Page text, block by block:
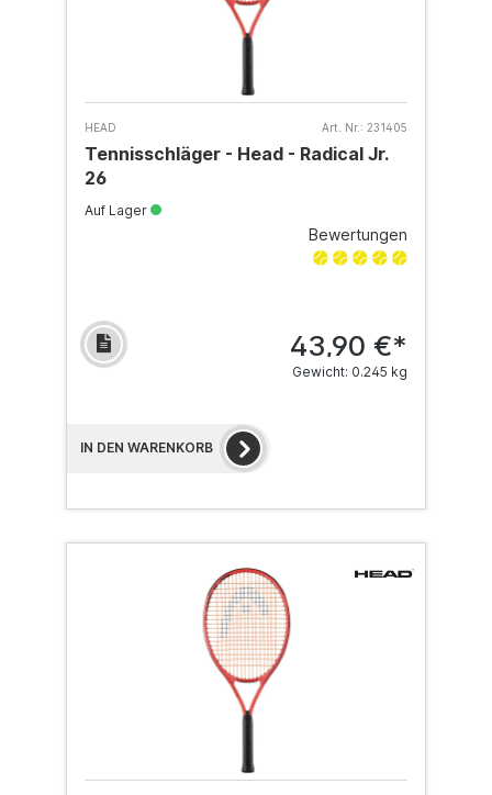
HEAD Art. Nr.: 231405
Tennisschläger - Head - Radical Jr.
26
Auf Lager
Bewertungen
43,90 €*
Gewicht: 0.245 kg
IN DEN WARENKORB